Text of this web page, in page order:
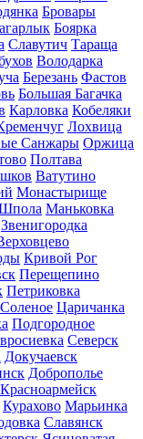
Бровары
Боярка
Славутич Тараща
Володарка
Березань Фастов
Большая Багачка
Карловка Кобеляки
Лохвица
Санжары Оржица
Полтава
Ватутино
Монастырище
Маньковка
Звенигородка
Кривой Рог
Перещепино
Петриковка
Соленое Царичанка
Подгородное
Северск
Докучаевск
Доброполье
Красноармейск
Курахово Марьинка
Славянск